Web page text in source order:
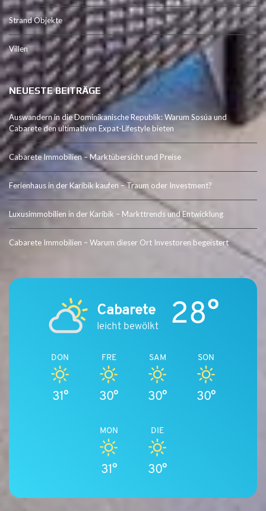
Strand Objekte
Villen
NEUESTE BEITRÄGE
Auswandern in die Dominikanische Republik: Warum Sosúa und
Cabarete den ultimativen Expat-Lifestyle bieten
Cabarete Immobilien – Marktübersicht und Preise
Ferienhaus in der Karibik kaufen – Traum oder Investment?
Luxusimmobilien in der Karibik – Markttrends und Entwicklung
Cabarete Immobilien – Warum dieser Ort Investoren begeistert
Cabarete
leicht bewölkt 28°
DON
31°
FRE
30°
SAM
30°
SON
30°
MON
31°
DIE
30°